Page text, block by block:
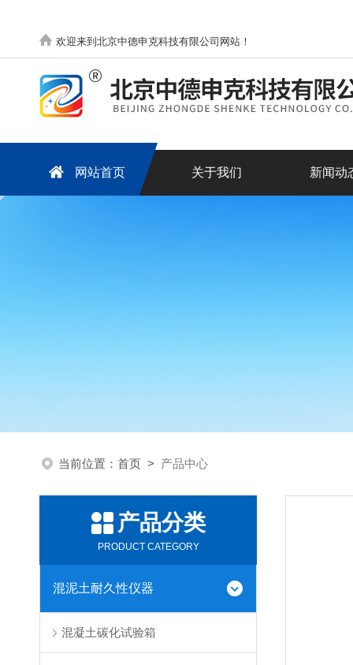
欢迎来到北京中德申克科技有限公司网站！
网站首页 关于我们 新闻动
当前位置： 首页 > 产品中心
产品分类
PRODUCT CATEGORY
混泥土耐久性仪器
混凝土碳化试验箱